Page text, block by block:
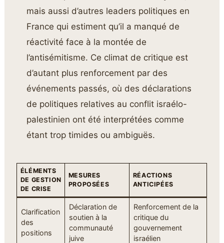
mais aussi d’autres leaders politiques en
France qui estiment qu’il a manqué de
réactivité face à la montée de
l’antisémitisme. Ce climat de critique est
d’autant plus renforcement par des
événements passés, où des déclarations
de politiques relatives au conflit israélo-
palestinien ont été interprétées comme
étant trop timides ou ambiguës.
ÉLÉMENTS
DE GESTION
DE CRISE
MESURES
PROPOSÉES
RÉACTIONS
ANTICIPÉES
Clarification
des
positions
Déclaration de
soutien à la
communauté
juive
Renforcement de la
critique du
gouvernement
israélien